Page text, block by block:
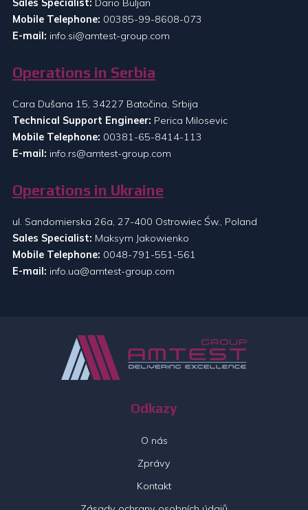
Sales Specialist: Dario Buljan
Mobile Telephone: 00385-99-8608-073
E-mail: info.si@amtest-group.com
Operations in Serbia
Cara Dušana 15, 34227 Batočina, Srbija
Technical Support Engineer: Perica Milosevic
Mobile Telephone: 00381-65-8414-113
E-mail: info.rs@amtest-group.com
Operations in Ukraine
ul. Sandomierska 26a, 27-400 Ostrowiec Św., Poland
Sales Specialist: Maksym Jakowienko
Mobile Telephone: 0048-791-551-561
E-mail: info.ua@amtest-group.com
Odkazy
O nás
Zprávy
Kontakt